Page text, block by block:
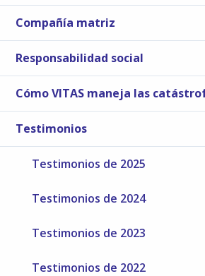
Compañía matriz
Responsabilidad social
Cómo VITAS maneja las
Testimonios
Testimonios de 2025
Testimonios de 2024
Testimonios de 2023
Testimonios de 2022